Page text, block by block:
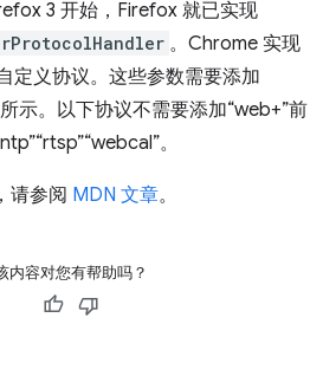
3 开始，Firefox 就已实现
。Chrome 实现
定义协议。这些参数需要添加
示。以下协议不需要添加“web+”前
。
请参阅 MDN 文章。
内容对您有帮助吗？